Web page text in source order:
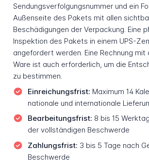
Sendungsverfolgungsnummer und ein
Außenseite des Pakets mit allen
Beschädigungen der Verpackung. Eine
Inspektion des Pakets in einem UPS-
angefordert werden. Eine Rechnung mit
Ware ist auch erforderlich, um die
zu bestimmen.
Einreichungsfrist: Maximum 14
nationale und internationale
Bearbeitungsfrist: 8 bis 15
der vollständigen Beschwerde
Zahlungsfrist: 3 bis 5 Tage nach
Beschwerde